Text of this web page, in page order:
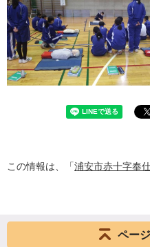
この情報は、「浦安市赤十字奉
ペー